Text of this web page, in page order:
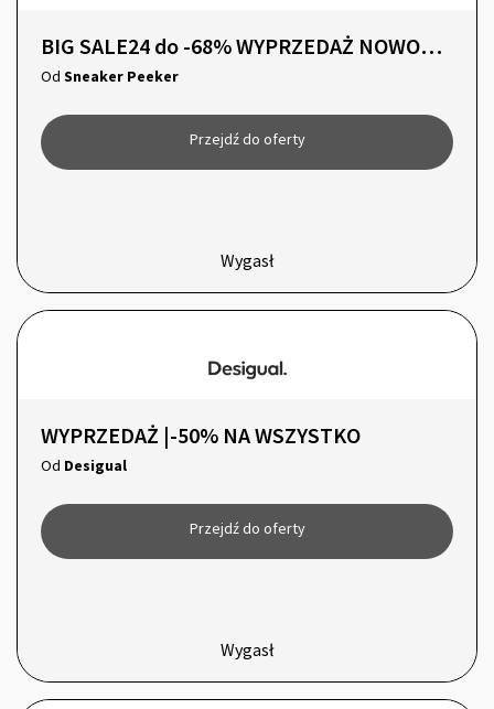
BIG SALE24 do -68% WYPRZEDAŻ NOWOROCZNA
Od Sneaker Peeker
Przejdź do oferty
Wygasł
WYPRZEDAŻ |-50% NA WSZYSTKO
Od Desigual
Przejdź do oferty
Wygasł